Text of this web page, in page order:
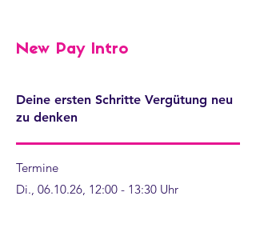
New Pay Intro
Deine ersten Schritte Vergütung neu
zu denken
Termine
Di., 06.10.26, 12:00 - 13:30 Uhr​